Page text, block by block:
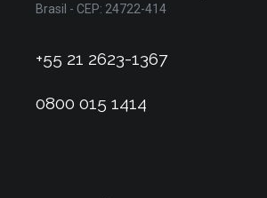
Brasil - CEP: 24722-414
+55 21 2623-1367
0800 015 1414